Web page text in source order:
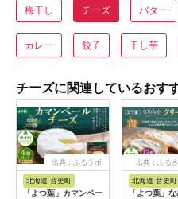
梅干し チーズ バター
カレー 餃子 干し芋
チーズに関連しているおす
出典：ふるラボ
北海道 音更町
「よつ葉」カマンベー
出典：ふる
北海道 音更町
「よつ葉」